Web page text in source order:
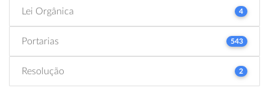
Lei Orgânica 4
Portarias 543
Resolução 2